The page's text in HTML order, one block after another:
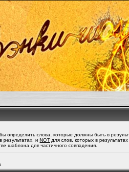
определить слова, которые должны быть в
результатах, и NOT для слов, которых в
шаблона для частичного совпадения.